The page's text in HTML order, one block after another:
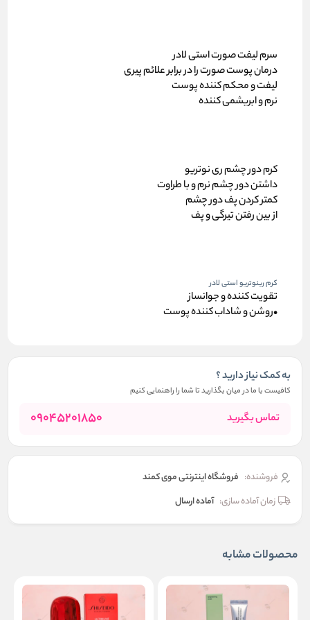
سرم لیفت صورت استی لادر
درمان پوست صورت را در برابر علائم پیری
لیفت و محکم کننده پوست
نرم و ابریشمی کننده
کرم دور چشم ری نوتریو
داشتن دور چشم نرم و با طراوت
کمتر کردن پف دور چشم
از بین رفتن تیرگی و پف
کرم رینوتریو استی لادر
تقویت کننده و جوانساز
•روشن و شاداب کننده پوست
به کمک نیاز دارید ؟
کافیست با ما در میان بگذارید تا شما را راهنمایی کنیم
تماس بگیرید 09045201850
فروشنده: فروشگاه اینترنتی موی کمند
زمان آماده سازی: آماده ارسال
محصولات مشابه